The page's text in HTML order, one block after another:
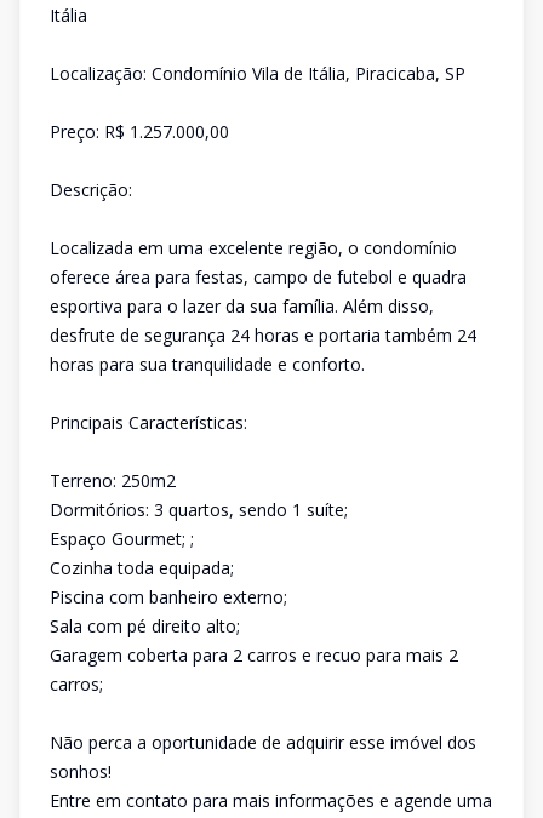
Itália
Localização: Condomínio Vila de Itália, Piracicaba, SP
Preço: R$ 1.257.000,00
Descrição:
Localizada em uma excelente região, o condomínio
oferece área para festas, campo de futebol e quadra
esportiva para o lazer da sua família. Além disso,
desfrute de segurança 24 horas e portaria também 24
horas para sua tranquilidade e conforto.
Principais Características:
Terreno: 250m2
Dormitórios: 3 quartos, sendo 1 suíte;
Espaço Gourmet; ;
Cozinha toda equipada;
Piscina com banheiro externo;
Sala com pé direito alto;
Garagem coberta para 2 carros e recuo para mais 2
carros;
Não perca a oportunidade de adquirir esse imóvel dos
sonhos!
Entre em contato para mais informações e agende uma